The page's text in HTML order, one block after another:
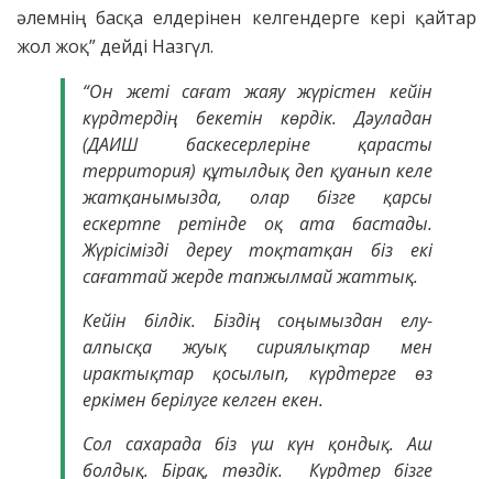
әлемнің басқа елдерінен келгендерге кері қайтар
жол жоқ” дейді Назгүл.
“Он жеті сағат жаяу жүрістен кейін
күрдтердің бекетін көрдік. Дәуладан
(ДАИШ баскесерлеріне қарасты
территория) құтылдық деп қуанып келе
жатқанымызда, олар бізге қарсы
ескертпе ретінде оқ ата бастады.
Жүрісімізді дереу тоқтатқан біз екі
сағаттай жерде тапжылмай жаттық.
Кейін білдік. Біздің соңымыздан елу-
алпысқа жуық сириялықтар мен
ирактықтар қосылып, күрдтерге өз
еркімен берілуге келген екен.
Сол сахарада біз үш күн қондық. Аш
болдық. Бірақ, төздік. Күрдтер бізге